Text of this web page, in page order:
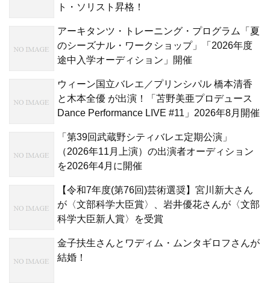
ト・ソリスト昇格！
アーキタンツ・トレーニング・プログラム「夏
のシーズナル・ワークショップ」「2026年度
途中入学オーディション」開催
ウィーン国立バレエ／プリンシパル 橋本清香
と木本全優 が出演！「苫野美亜プロデュース
Dance Performance LIVE #11」2026年8月開催
「第39回武蔵野シティバレエ定期公演」
（2026年11月上演）の出演者オーディション
を2026年4月に開催
【令和7年度(第76回)芸術選奨】宮川新大さん
が〈文部科学大臣賞〉、岩井優花さんが〈文部
科学大臣新人賞〉を受賞
金子扶生さんとワディム・ムンタギロフさんが
結婚！